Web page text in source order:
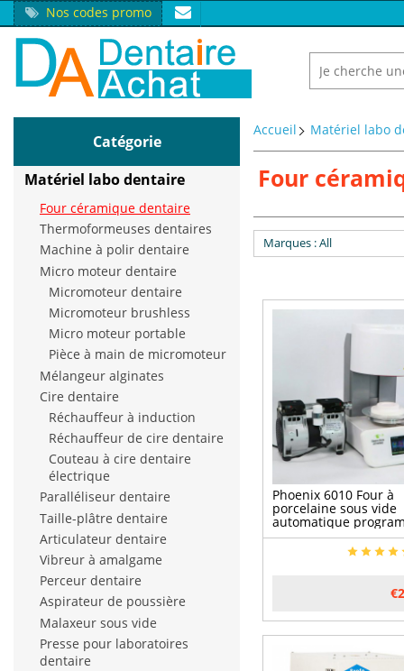
Nos codes promo
Catégorie
Matériel labo dentaire
Four céramique dentaire
Thermoformeuses dentaires
Machine à polir dentaire
Micro moteur dentaire
Micromoteur dentaire
Micromoteur brushless
Micro moteur portable
Pièce à main de micromoteur
Mélangeur alginates
Cire dentaire
Réchauffeur à induction
Réchauffeur de cire dentaire
Couteau à cire dentaire
électrique
Paralléliseur dentaire
Taille-plâtre dentaire
Articulateur dentaire
Vibreur à amalgame
Perceur dentaire
Aspirateur de poussière
Malaxeur sous vide
Presse pour laboratoires
dentaire
Accueil Matériel labo
Four
Marques : All
Phoenix 6010 Four à
porcelaine sous vide
automatique
avec pompe à vide